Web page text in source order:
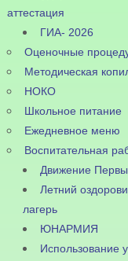
аттестация
ГИА- 2026
Оценочные
Методическая
НОКО
Школьное питание
Ежедневное меню
Воспитательная
Движение
Летний
лагерь
ЮНАРМИЯ
Использование